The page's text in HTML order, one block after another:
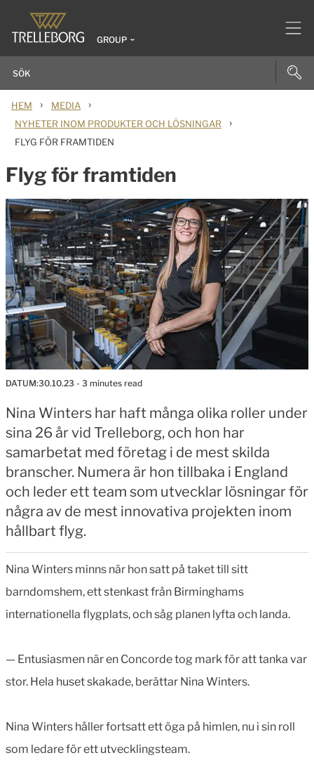
GROUP
HEM › MEDIA ›
NYHETER INOM PRODUKTER OCH LÖSNINGAR ›
FLYG FÖR FRAMTIDEN
Flyg för framtiden
DATUM:30.10.23 - 3 minutes read
Nina Winters har haft många olika roller under
sina 26 år vid Trelleborg, och hon har
samarbetat med företag i de mest skilda
branscher. Numera är hon tillbaka i England
och leder ett team som utvecklar lösningar för
några av de mest innovativa projekten inom
hållbart flyg.
Nina Winters minns när hon satt på taket till sitt
barndomshem, ett stenkast från Birminghams
internationella flygplats, och såg planen lyfta och landa.
— Entusiasmen när en Concorde tog mark för att tanka var
stor. Hela huset skakade, berättar Nina Winters.
Nina Winters håller fortsatt ett öga på himlen, nu i sin roll
som ledare för ett utvecklingsteam.